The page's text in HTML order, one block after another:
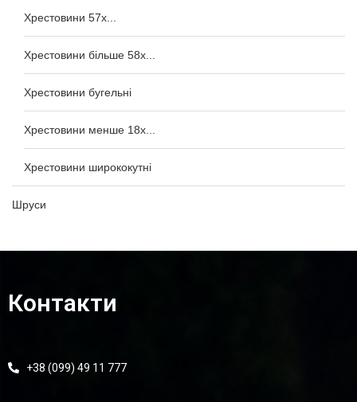
Хрестовини 57x...
Хрестовини більше 58x...
Хрестовини бугельні
Хрестовини менше 18x...
Хрестовини ширококутні
Шруси
Контакти
+38 (099) 49 11 777